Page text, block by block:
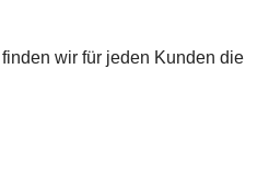
wir für jeden Kunden die